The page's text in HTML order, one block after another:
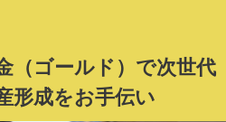
（ゴールド）で次世代
形成をお手伝い